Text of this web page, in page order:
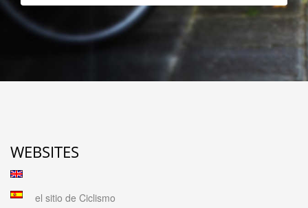
WEBSITES
el sitio de Ciclismo